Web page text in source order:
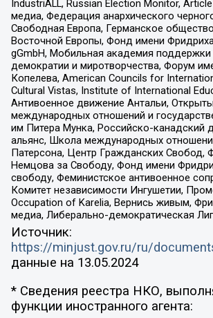
IndustriALL, Russian Election Monitor,
медиа, Федерация анархического
Свободная Европа, Германское
Восточной Европы, Фонд имени
gGmbH, Мобильная академия поддержки
демократии и миротворчества, Форум
Копелева, American Councils for
Cultural Vistas, Institute of International
Антивоенное движение Антальи,
международных отношений и
им Питера Мунка, Российско-канадский
альянс, Школа международных
Патерсона, Центр Гражданских Свобод,
Немцова за Свободу, Фонд имени
свободу, Феминистское антивоенное
Комитет независимости Ингушетии,
Occupation of Karelia, Вернись живым,
медиа, Либерально-демократическая
Источник:
https://minjust.gov.ru/ru/
данные на 13.05.2024
* Сведения реестра НКО,
функции иностранного агента: